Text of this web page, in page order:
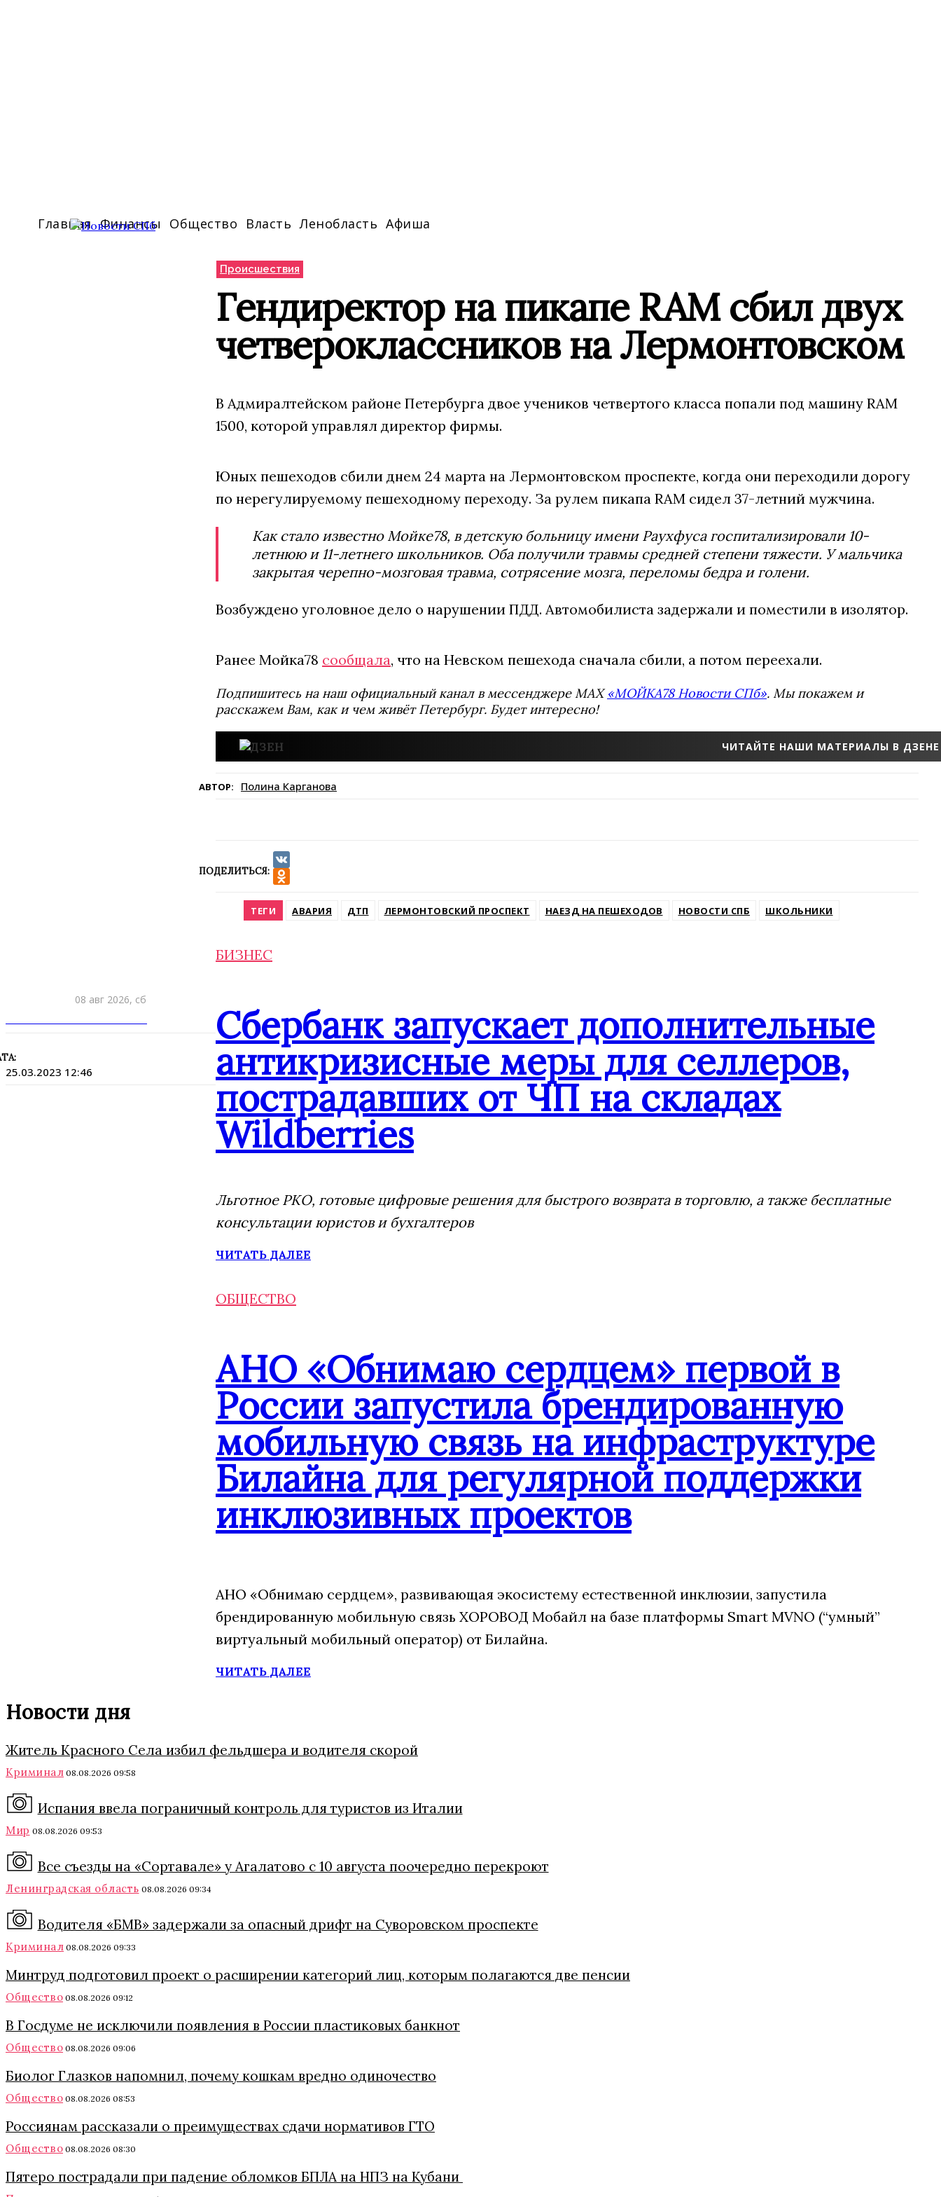
Главная Финансы Общество Власть Ленобласть Афиша
08 авг 2026, сб
25.03.2023 12:46
Происшествия
Гендиректор на пикапе RAM сбил двух
четвероклассников на Лермонтовском
В Адмиралтейском районе Петербурга двое учеников четвертого класса попали под машину RAM
1500, которой управлял директор фирмы.
Юных пешеходов сбили днем 24 марта на Лермонтовском проспекте, когда они переходили дорогу
по нерегулируемому пешеходному переходу. За рулем пикапа RAM сидел 37-летний мужчина.
Как стало известно Мойке78, в детскую больницу имени Раухфуса госпитализировали 10-
летнюю и 11-летнего школьников. Оба получили травмы средней степени тяжести. У мальчика
закрытая черепно-мозговая травма, сотрясение мозга, переломы бедра и голени.
Возбуждено уголовное дело о нарушении ПДД. Автомобилиста задержали и поместили в изолятор.
Ранее Мойка78 сообщала, что на Невском пешехода сначала сбили, а потом переехали.
Подпишитесь на наш официальный канал в мессенджере MAX«МОЙКА78 Новости СПб». Мы покажем и
расскажем Вам, как и чем живёт Петербург. Будет интересно!
ЧИТАЙТЕ НАШИ МАТЕРИАЛЫ В ДЗЕНЕ
АВТОР: Полина Карганова
ПОДЕЛИТЬСЯ:
VK
ТЕГИ АВАРИЯ ДТП ЛЕРМОНТОВСКИЙ ПРОСПЕКТ НАЕЗД НА ПЕШЕХОДОВ НОВОСТИ СПБ ШКОЛЬНИКИ
БИЗНЕС
Сбербанк запускает дополнительные
антикризисные меры для селлеров,
пострадавших от ЧП на складах
Wildberries
Льготное РКО, готовые цифровые решения для быстрого возврата в торговлю, а также бесплатные
консультации юристов и бухгалтеров
ЧИТАТЬ ДАЛЕЕ
ОБЩЕСТВО
АНО «Обнимаю сердцем» первой в
России запустила брендированную
мобильную связь на инфраструктуре
Билайна для регулярной поддержки
инклюзивных проектов
АНО «Обнимаю сердцем», развивающая экосистему естественной инклюзии, запустила
брендированную мобильную связь ХОРОВОД Мобайл на базе платформы Smart MVNO (“умный”
виртуальный мобильный оператор) от Билайна.
ЧИТАТЬ ДАЛЕЕ
Новости дня
Житель Красного Села избил фельдшера и водителя скорой
Криминал 08.08.2026 09:58
Испания ввела пограничный контроль для туристов из Италии
Мир 08.08.2026 09:53
Все съезды на «Сортавале» у Агалатово с 10 августа поочередно перекроют
Ленинградская область 08.08.2026 09:34
Водителя «БМВ» задержали за опасный дрифт на Суворовском проспекте
Криминал 08.08.2026 09:33
Минтруд подготовил проект о расширении категорий лиц, которым полагаются две пенсии
Общество 08.08.2026 09:12
В Госдуме не исключили появления в России пластиковых банкнот
Общество 08.08.2026 09:06
Биолог Глазков напомнил, почему кошкам вредно одиночество
Общество 08.08.2026 08:53
Россиянам рассказали о преимуществах сдачи нормативов ГТО
Общество 08.08.2026 08:30
Пятеро пострадали при падение обломков БПЛА на НПЗ на Кубани